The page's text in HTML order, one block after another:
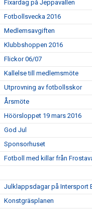
Fixardag på Jeppavallen
Fotbollsvecka 2016
Medlemsavgiften
Klubbshoppen 2016
Flickor 06/07
Kallelse till medlemsmöte
Utprovning av fotbollsskor
Årsmöte
Höörsloppet 19 mars 2016
God Jul
Sponsorhuset
Fotboll med killar från
Julklappsdagar på Intersport
Konstgräsplanen